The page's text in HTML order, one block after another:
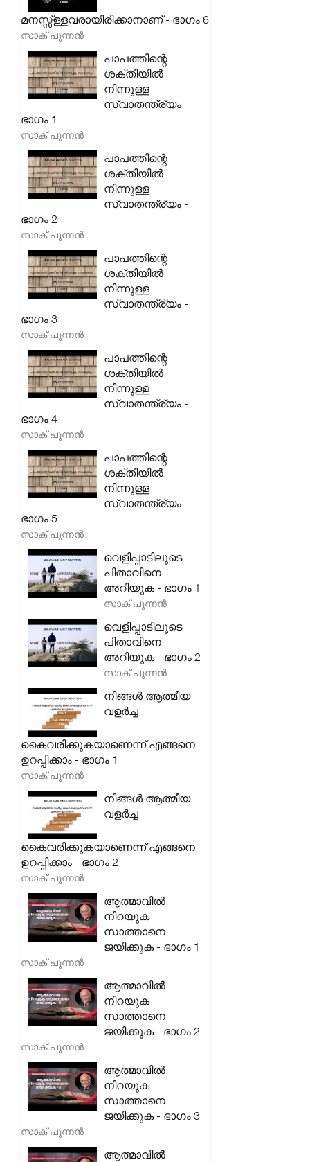
മനസ്സ്ള്ളവരായിരിക്കാനാണ് - ഭാഗം 6
സാക് പുന്നൻ
പാപത്തിന്റെ
ശക്തിയിൽ
നിന്നുള്ള
സ്വാതന്ത്ര്യം -
ഭാഗം 1
സാക് പുന്നൻ
പാപത്തിന്റെ
ശക്തിയിൽ
നിന്നുള്ള
സ്വാതന്ത്ര്യം -
ഭാഗം 2
സാക് പുന്നൻ
പാപത്തിന്റെ
ശക്തിയിൽ
നിന്നുള്ള
സ്വാതന്ത്ര്യം -
ഭാഗം 3
സാക് പുന്നൻ
പാപത്തിന്റെ
ശക്തിയിൽ
നിന്നുള്ള
സ്വാതന്ത്ര്യം -
ഭാഗം 4
സാക് പുന്നൻ
പാപത്തിന്റെ
ശക്തിയിൽ
നിന്നുള്ള
സ്വാതന്ത്ര്യം -
ഭാഗം 5
സാക് പുന്നൻ
വെളിപ്പാടിലൂടെ
പിതാവിനെ
അറിയുക - ഭാഗം 1
സാക് പുന്നൻ
വെളിപ്പാടിലൂടെ
പിതാവിനെ
അറിയുക - ഭാഗം 2
സാക് പുന്നൻ
നിങ്ങൾ ആത്മീയ
വളർച്ച
കൈവരിക്കുകയാണെന്ന് എങ്ങനെ
ഉറപ്പിക്കാം - ഭാഗം 1
സാക് പുന്നൻ
നിങ്ങൾ ആത്മീയ
വളർച്ച
കൈവരിക്കുകയാണെന്ന് എങ്ങനെ
ഉറപ്പിക്കാം - ഭാഗം 2
സാക് പുന്നൻ
ആത്മാവിൽ
നിറയുക
സാത്താനെ
ജയിക്കുക - ഭാഗം 1
സാക് പുന്നൻ
ആത്മാവിൽ
നിറയുക
സാത്താനെ
ജയിക്കുക - ഭാഗം 2
സാക് പുന്നൻ
ആത്മാവിൽ
നിറയുക
സാത്താനെ
ജയിക്കുക - ഭാഗം 3
സാക് പുന്നൻ
ആത്മാവിൽ